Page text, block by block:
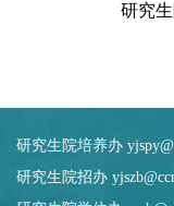
研究生
二零
研究生院培养办
研究生院招办